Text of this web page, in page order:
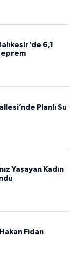
6,1
Planlı Su
Yaşayan Kadın
Fidan